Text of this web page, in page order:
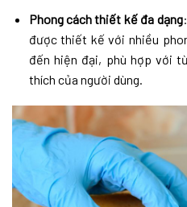
Phong cách thiết kế đa dạng
được thiết kế với nhiều
đến hiện đại, phù hợp với
thích của người dùng.